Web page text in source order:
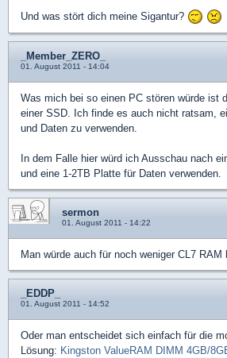
Und was stört dich meine Sigantur?
_Member_ZERO_
01. August 2011 - 14:04
Was mich bei so einen PC stören würde ist
einer SSD. Ich finde es auch nicht ratsam,
und Daten zu verwenden.
In dem Falle hier würd ich Ausschau nach
und eine 1-2TB Platte für Daten verwenden.
sermon
01. August 2011 - 14:22
Man würde auch für noch weniger CL7 RAM
_EDDP_
01. August 2011 - 14:52
Oder man entscheidet sich einfach für die
Lösung: Kingston ValueRAM DIMM 4GB/